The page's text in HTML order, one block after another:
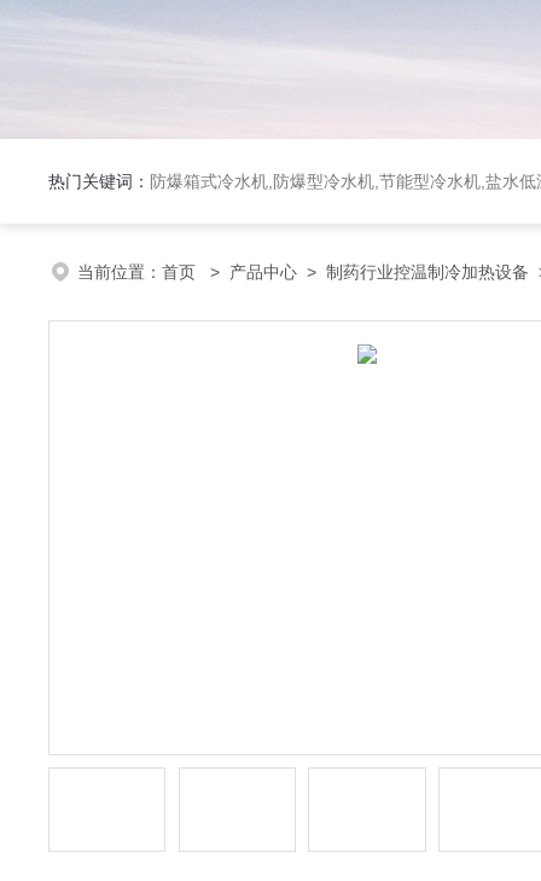
热门关键词： 防爆箱式冷水机,防爆型冷水机,节能型冷水机,盐水低
当前位置： 首页 > 产品中心 > 制药行业控温制冷加热设备